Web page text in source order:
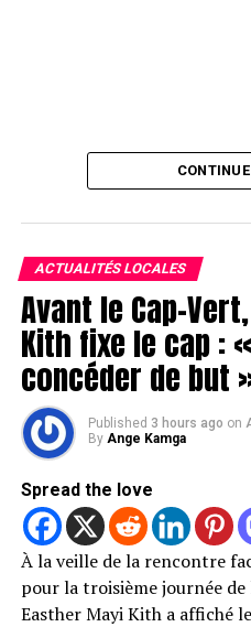
ACTUALITÉS LOCALES
Avant le Cap-
Kith fixe le cap :
concéder de but
Published 3 hours ago on
By Ange Kamga
Spread the love
À la veille de la rencontre
pour la troisième journée de
Easther Mayi Kith a affiché